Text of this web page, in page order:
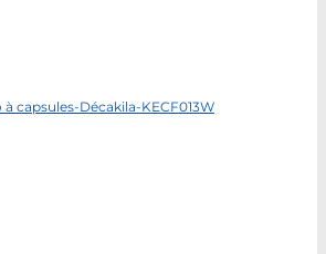
à capsules-Décakila-KECF013W